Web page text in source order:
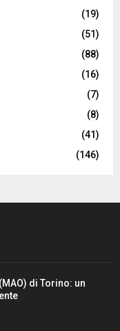
(19)
(51)
(88)
(16)
(7)
(8)
(41)
(146)
di Torino: un